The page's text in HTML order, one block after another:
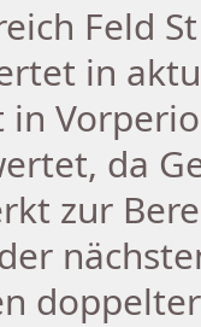
Feld
in
da
zur